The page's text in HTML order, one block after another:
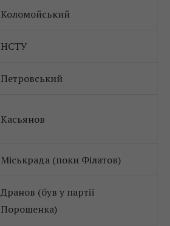
Коломойський
НСТУ
Петровський
Касьянов
Міськрада (поки Філатов)
Дранов (був у партії
Порошенка)